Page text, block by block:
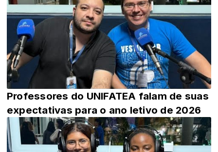
Professores do UNIFATEA falam de suas
expectativas para o ano letivo de 2026